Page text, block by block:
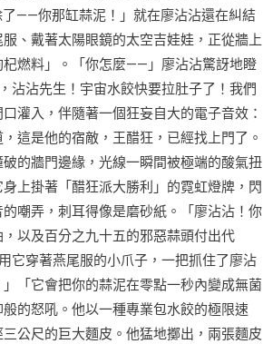
——你那缸蒜泥！」就在廖沾沾還在糾結
、戴著太陽眼鏡的太空吉娃娃，正從牆上
燃料」。「你怎麼——」廖沾沾驚訝地瞪
沾沾先生！宇宙水餃快要拉肚子了！我們
灌入，伴隨著一個狂妄自大的電子音效：
這是他的宿敵，王醋狂，已經找上門了。
的牆門邊緣，光線一瞬間被極端的酸氣扭
上掛著「醋狂派大勝利」的霓虹燈牌，閃
嘲弄，刺耳得像是磨砂紙。「廖沾沾！你
以及百分之九十五的邪惡蒜頭付出代
它穿著燕尾服的小爪子，一把抓住了廖沾
「它會把你的蒜泥在零點一秒內變成無菌
的怒吼。他以一種專業包水餃的極限速
公尺的巨大麵皮。他猛地擲出，兩張麵皮